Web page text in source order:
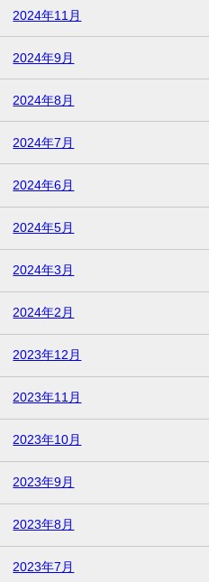
2024年11月
2024年9月
2024年8月
2024年7月
2024年6月
2024年5月
2024年3月
2024年2月
2023年12月
2023年11月
2023年10月
2023年9月
2023年8月
2023年7月